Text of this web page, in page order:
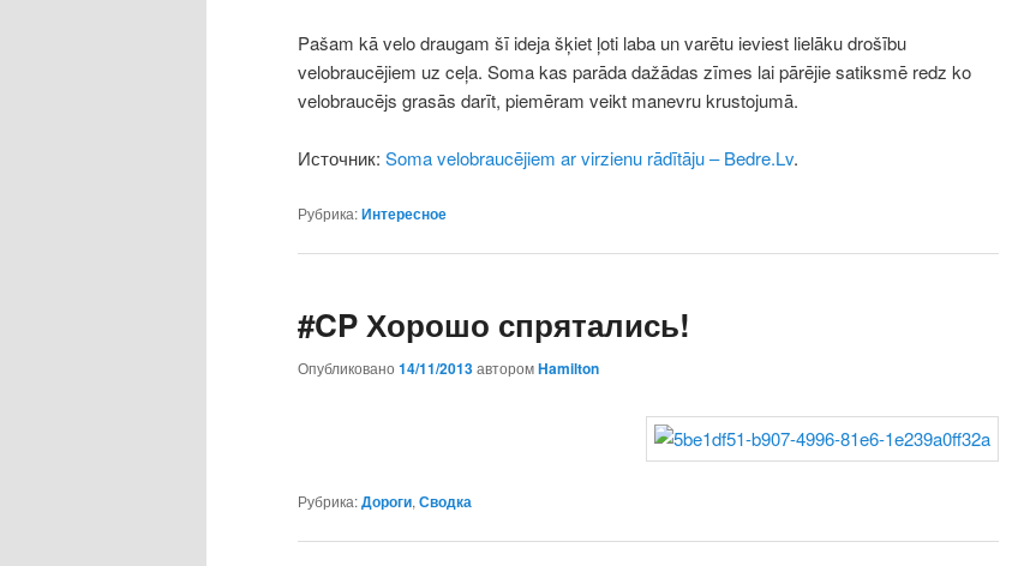
Pašam kā velo draugam šī ideja šķiet ļoti laba un varētu ieviest lielāku drošību
velobraucējiem uz ceļa. Soma kas parāda dažādas zīmes lai pārējie satiksmē redz ko
velobraucējs grasās darīt, piemēram veikt manevru krustojumā.
Источник: Soma velobraucējiem ar virzienu rādītāju – Bedre.Lv.
Рубрика:Интересное
#CP Хорошо спрятались!
Опубликовано 14/11/2013авторомHamilton
Рубрика:Дороги, Сводка